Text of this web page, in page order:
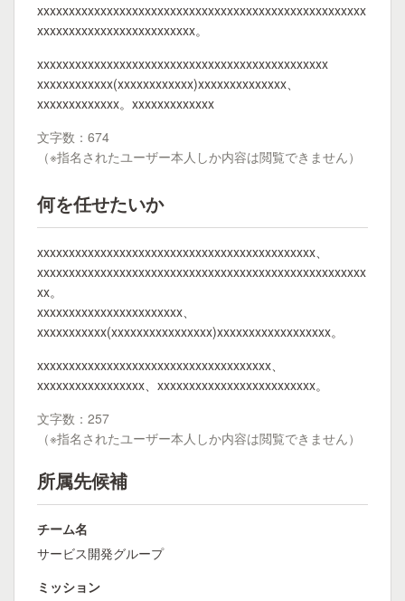
xxxxxxxxxxxxxxxxxxxxxxxxxxxxxxxxxxxxxxxxxxxxxxxxxxxx
xxxxxxxxxxxxxxxxxxxxxxxxx。
xxxxxxxxxxxxxxxxxxxxxxxxxxxxxxxxxxxxxxxxxxxxxx
xxxxxxxxxxxx(xxxxxxxxxxxx)xxxxxxxxxxxxxx、
xxxxxxxxxxxxx。xxxxxxxxxxxxx
文字数：674
（※指名されたユーザー本人しか内容は閲覧できません）
何を任せたいか
xxxxxxxxxxxxxxxxxxxxxxxxxxxxxxxxxxxxxxxxxxxx、
xxxxxxxxxxxxxxxxxxxxxxxxxxxxxxxxxxxxxxxxxxxxxxxxxxxx
xx。
xxxxxxxxxxxxxxxxxxxxxxx、
xxxxxxxxxxx(xxxxxxxxxxxxxxxx)xxxxxxxxxxxxxxxxxx。
xxxxxxxxxxxxxxxxxxxxxxxxxxxxxxxxxxxxx、
xxxxxxxxxxxxxxxxx、xxxxxxxxxxxxxxxxxxxxxxxxx。
文字数：257
（※指名されたユーザー本人しか内容は閲覧できません）
所属先候補
チーム名
サービス開発グループ
ミッション